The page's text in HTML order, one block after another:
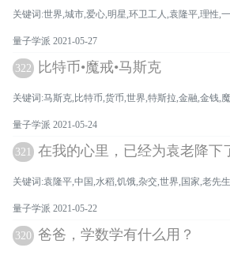
关键词:世界,城市,爱心,明星,环卫工人,袁隆平,理性,
量子学派 2021-05-27
322 比特币•魔戒•马斯克
关键词:马斯克,比特币,货币,世界,特斯拉,金融,金钱,
量子学派 2021-05-24
321 在我的心里，已经为袁老降下
关键词:袁隆平,中国,水稻,饥饿,杂交,世界,国家,老先
量子学派 2021-05-22
320 爸爸，学数学有什么用？